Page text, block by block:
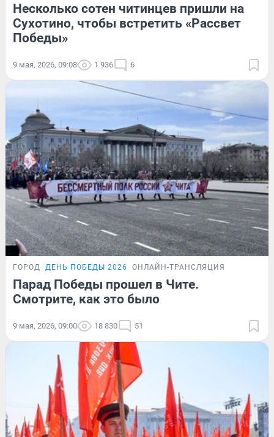
Несколько сотен читинцев пришли на
Сухотино, чтобы встретить «Рассвет
Победы»
9 мая, 2026, 09:08 1 936 6
ГОРОД ДЕНЬ ПОБЕДЫ 2026 ОНЛАЙН-ТРАНСЛЯЦИЯ
Парад Победы прошел в Чите.
Смотрите, как это было
9 мая, 2026, 09:00 18 830 51